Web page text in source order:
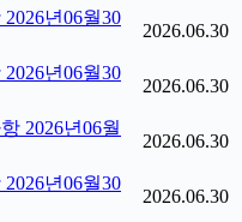
년06월30
2026.06.30
년06월30
2026.06.30
2026년06월
2026.06.30
년06월30
2026.06.30